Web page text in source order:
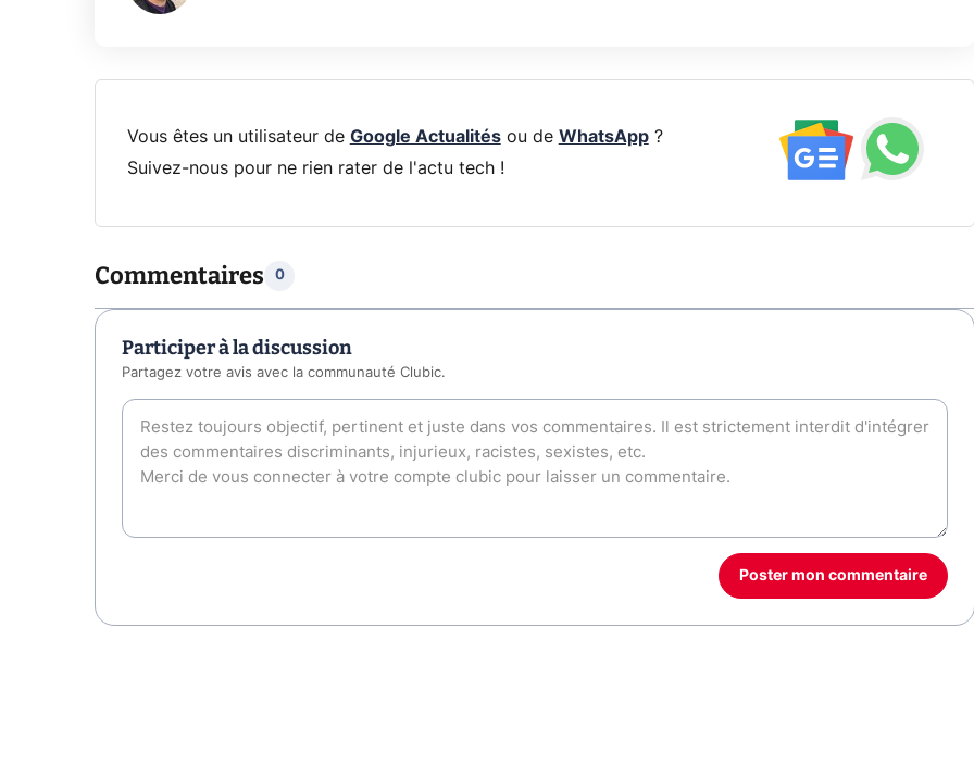
Vous êtes un utilisateur de Google Actualitésou de WhatsApp?
Suivez-nous pour ne rien rater de l'actu tech !
Commentaires 0
Participer à la discussion
Partagez votre avis avec la communauté Clubic.
Poster mon commentaire